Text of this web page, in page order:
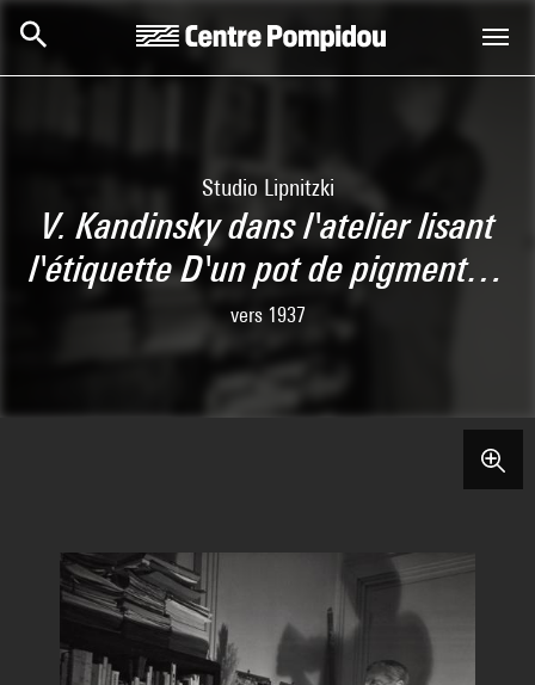
Skip to main content
Centre Pompidou
Studio Lipnitzki
V. Kandinsky dans l'atelier lisant
l'étiquette D'un pot de pigment…
vers 1937